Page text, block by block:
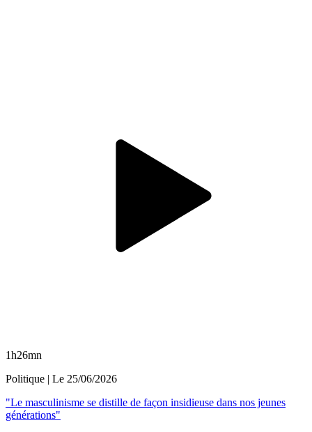
1h26mn
Politique | Le 25/06/2026
"Le masculinisme se distille de façon insidieuse dans nos jeunes
générations"